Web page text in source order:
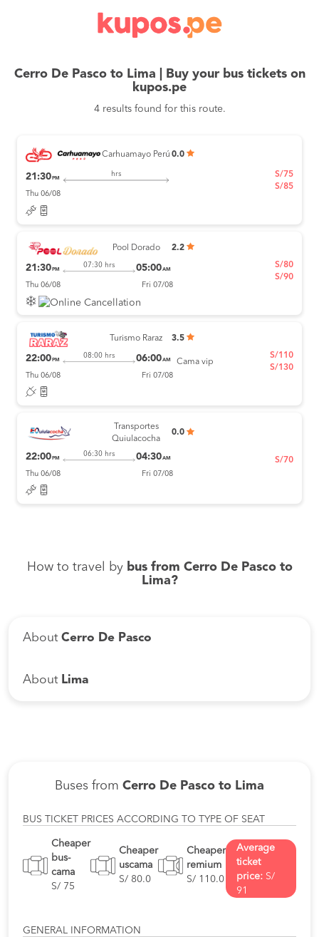
Cerro De Pasco to Lima | Buy your bus tickets on
kupos.pe
4 results found for this route.
Carhuamayo Perú 0.0
21:30 PM
hrs
Thu 06/08
S/75
S/85
Pool Dorado 2.2
21:30 PM
07:30 hrs 05:00AM
Thu 06/08 Fri 07/08
S/80
S/90
Turismo Raraz 3.5
22:00 PM
08:00 hrs 06:00AM
Thu 06/08 Fri 07/08
Cama vip
S/110
S/130
Transportes
Quiulacocha
0.0
22:00 PM
06:30 hrs 04:30AM
Thu 06/08 Fri 07/08
S/70
How to travel by bus from Cerro De Pasco to
Lima?
About Cerro De Pasco
About Lima
Buses from Cerro De Pasco to Lima
BUS TICKET PRICES ACCORDING TO TYPE OF SEAT
Cheaper
bus-
cama
S/ 75
Cheaper
uscama
S/ 80.0
Cheaper
remium
S/ 110.0
Average
ticket
price: S/
91
GENERAL INFORMATION